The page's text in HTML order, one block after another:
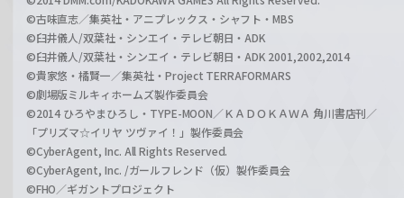
©古味直志／集英社・アニプレックス・シャフト・MBS
©臼井儀人/双葉社・シンエイ・テレビ朝日・ADK
©臼井儀人/双葉社・シンエイ・テレビ朝日・ADK 2001,2002,2014
©貴家悠・橘賢一／集英社・Project TERRAFORMARS
©劇場版ミルキィホームズ製作委員会
©2014 ひろやまひろし・TYPE-MOON／ＫＡＤＯＫＡＷＡ 角川書店刊／
「プリズマ☆イリヤ ツヴァイ！」製作委員会
©CyberAgent, Inc. All Rights Reserved.
©CyberAgent, Inc. /ガールフレンド（仮）製作委員会
©FHO／ギガントプロジェクト